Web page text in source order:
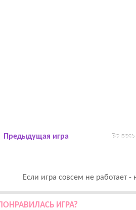
Предыдущая игра Во
Если игра совсем не работает
ИГРА?